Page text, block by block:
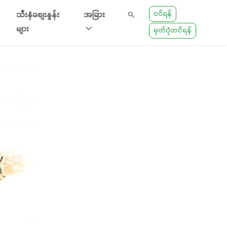
သီးနှံစျေးနှုန်း
များ
အခြား
ဝင်ရန်
မှတ်ပုံတင်ရန်